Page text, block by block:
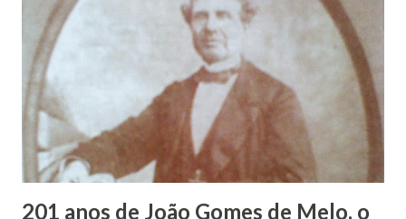
plano para auxiliar na renda familiar. No comércio foi
garçon, dono de bar, de armarinho e depois de uma
panificação. “Ao contrário de muitos, que renegam suas
raízes e procuram obscurecer seu passado, orgulhava-se
em defender o pão como garçon, tendo incontáveis vezes
que trabalhar copiosamente fora de seu horário normal em
trocas de gorjetas que c...
201 anos de João Gomes de Melo, o